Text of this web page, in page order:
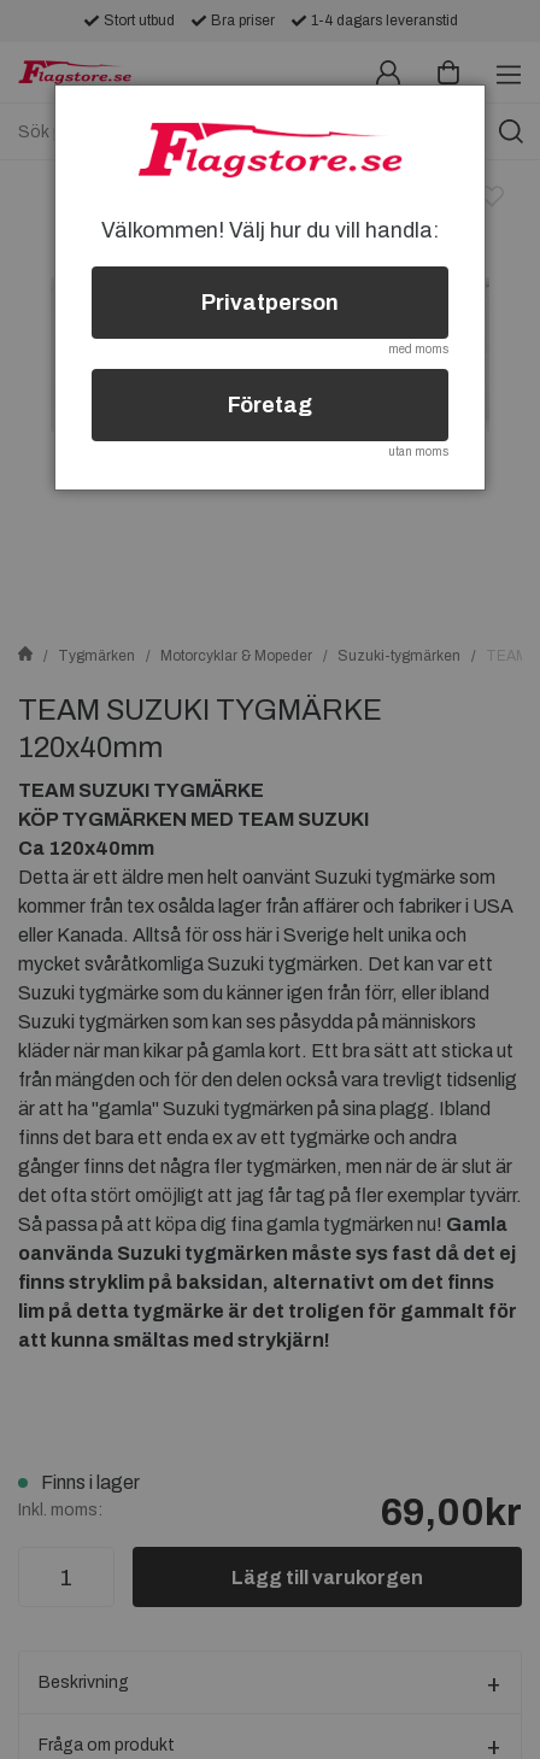
Stort utbud Bra priser 1-4 dagars leveranstid
Tygmärken Motorcyklar & Mopeder Suzuki-tygmärken TEAM
TEAM SUZUKI TYGMÄRKE
120x40mm
TEAM SUZUKI TYGMÄRKE
KÖP TYGMÄRKEN MED TEAM SUZUKI
Ca 120x40mm
Detta är ett äldre men helt oanvänt Suzuki tygmärke som
kommer från tex osålda lager från affärer och fabriker i USA
eller Kanada. Alltså för oss här i Sverige helt unika och
mycket svåråtkomliga Suzuki tygmärken. Det kan var ett
Suzuki tygmärke som du känner igen från förr, eller ibland
Suzuki tygmärken som kan ses påsydda på människors
kläder när man kikar på gamla kort. Ett bra sätt att sticka ut
från mängden och för den delen också vara trevligt tidsenlig
är att ha "gamla" Suzuki tygmärken på sina plagg. Ibland
finns det bara ett enda ex av ett tygmärke och andra
gånger finns det några fler tygmärken, men när de är slut är
det ofta stört omöjligt att jag får tag på fler exemplar tyvärr.
Så passa på att köpa dig fina gamla tygmärken nu! Gamla
oanvända Suzuki tygmärken måste sys fast då det ej
finns stryklim på baksidan, alternativt om det finns
lim på detta tygmärke är det troligen för gammalt för
att kunna smältas med strykjärn!
Finns i lager
Inkl. moms: 69,00kr
Lägg till varukorgen
Beskrivning
Fråga om produkt
Välkommen! Välj hur du vill handla:
Privatperson
med moms
Företag
utan moms